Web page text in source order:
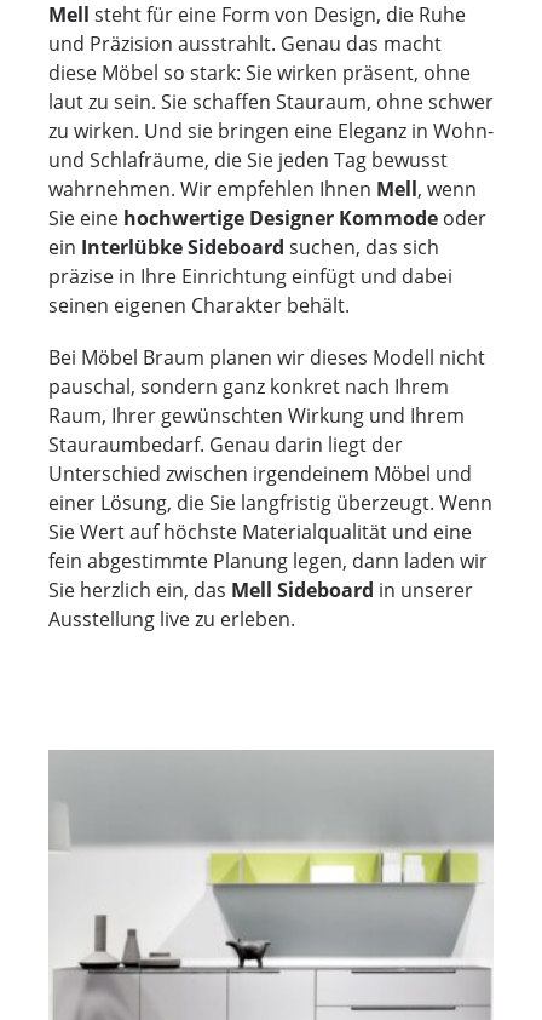
Mell steht für eine Form von Design, die Ruhe
und Präzision ausstrahlt. Genau das macht
diese Möbel so stark: Sie wirken präsent, ohne
laut zu sein. Sie schaffen Stauraum, ohne schwer
zu wirken. Und sie bringen eine Eleganz in Wohn-
und Schlafräume, die Sie jeden Tag bewusst
wahrnehmen. Wir empfehlen Ihnen Mell, wenn
Sie eine hochwertige Designer Kommode oder
ein Interlübke Sideboard suchen, das sich
präzise in Ihre Einrichtung einfügt und dabei
seinen eigenen Charakter behält.
Bei Möbel Braum planen wir dieses Modell nicht
pauschal, sondern ganz konkret nach Ihrem
Raum, Ihrer gewünschten Wirkung und Ihrem
Stauraumbedarf. Genau darin liegt der
Unterschied zwischen irgendeinem Möbel und
einer Lösung, die Sie langfristig überzeugt. Wenn
Sie Wert auf höchste Materialqualität und eine
fein abgestimmte Planung legen, dann laden wir
Sie herzlich ein, das Mell Sideboard in unserer
Ausstellung live zu erleben.